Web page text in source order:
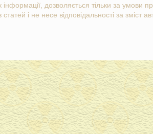
дозволяється тільки за умови
і не несе відповідальності за зміст